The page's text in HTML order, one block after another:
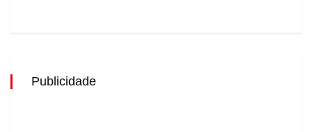
Publicidade